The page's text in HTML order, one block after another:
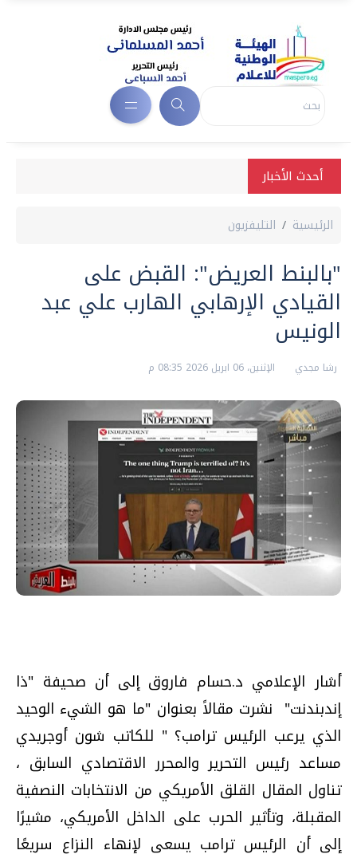
أحدث الأخبار
الرئيسية التليفزيون
"بالبنط العريض": القبض على
القيادي الإرهابي الهارب علي عبد
الونيس
رشا مجدي الإثنين، 06 ابريل 2026 08:35 م
أشار الإعلامي د.حسام فاروق إلى أن صحيفة "ذا
إندبندنت" نشرت مقالاً بعنوان "ما هو الشيء الوحيد
الذي يرعب الرئيس ترامب؟ " للكاتب شون أوجريدي
مساعد رئيس التحرير والمحرر الاقتصادي السابق ،
تناول المقال القلق الأمريكي من الانتخابات النصفية
المقبلة، وتأثير الحرب على الداخل الأمريكي، مشيرًا
إلى أن الرئيس ترامب يسعى لإنهاء النزاع سريعًا